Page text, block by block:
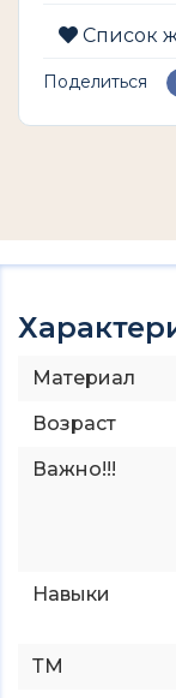
Список
Поделиться
Материал
Возраст
Важно!!!
Навыки
ТМ